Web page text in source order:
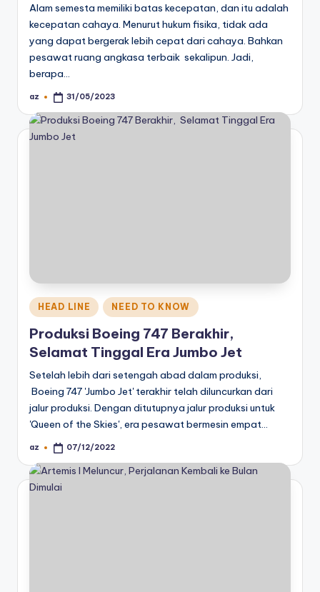
Alam semesta memiliki batas kecepatan, dan itu adalah
kecepatan cahaya. Menurut hukum fisika, tidak ada
yang dapat bergerak lebih cepat dari cahaya. Bahkan
pesawat ruang angkasa terbaik sekalipun. Jadi,
berapa…
Posted
az 31/05/2023
Posted
in
HEAD LINE NEED TO KNOW
Produksi Boeing 747 Berakhir,
Selamat Tinggal Era Jumbo Jet
Setelah lebih dari setengah abad dalam produksi,
Boeing 747 'Jumbo Jet' terakhir telah diluncurkan dari
jalur produksi. Dengan ditutupnya jalur produksi untuk
'Queen of the Skies', era pesawat bermesin empat…
Posted
az 07/12/2022